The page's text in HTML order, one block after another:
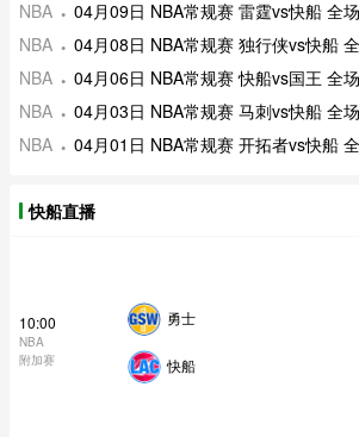
NBA
04月09日 NBA常规赛 雷霆vs快船 全
NBA
04月08日 NBA常规赛 独行侠vs快船
NBA
04月06日 NBA常规赛 快船vs国王 全
NBA
04月03日 NBA常规赛 马刺vs快船 全
NBA
04月01日 NBA常规赛 开拓者vs快船
快船直播
10:00
NBA
附加赛
勇士
快船